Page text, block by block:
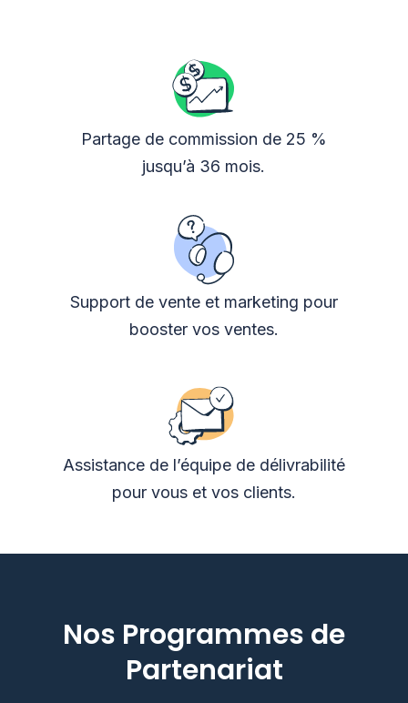
Partage de commission de 25 %
jusqu’à 36 mois.
Support de vente et marketing pour
booster vos ventes.
Assistance de l’équipe de délivrabilité
pour vous et vos clients.
Nos Programmes de
Partenariat